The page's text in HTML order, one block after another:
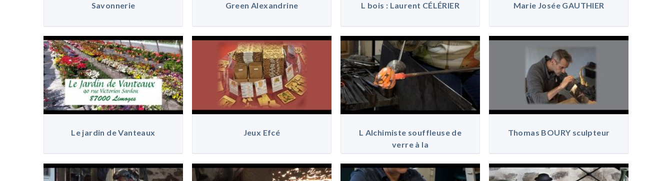
Savonnerie Green Alexandrine L bois : Laurent CÉLÉRIER Marie Josée GAUTHIER
Le jardin de Vanteaux Jeux Efcé
L Alchimiste souffleuse de
verre à la
Thomas BOURY sculpteur